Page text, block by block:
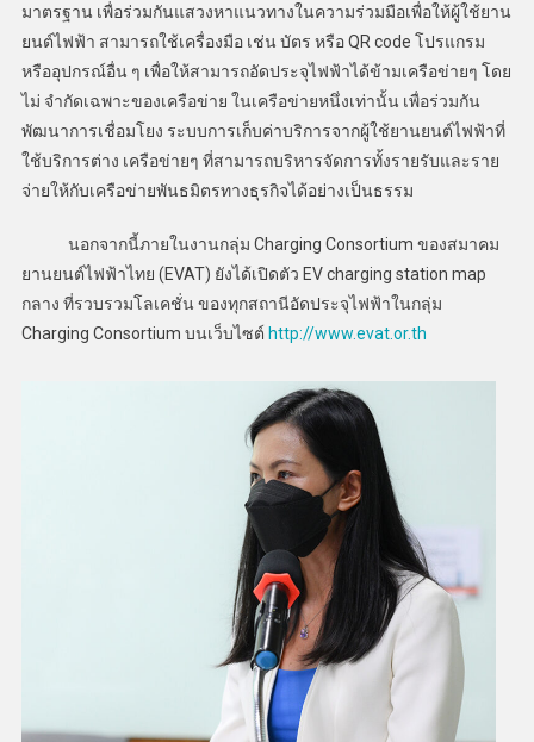
มาตรฐาน เพื่อร่วมกันแสวงหาแนวทางในความร่วมมือเพื่อให้ผู้ใช้ยาน
ยนต์ไฟฟ้า สามารถใช้เครื่องมือ เช่น บัตร หรือ QR code โปรแกรม
หรืออุปกรณ์อื่น ๆ เพื่อให้สามารถอัดประจุไฟฟ้าได้ข้ามเครือข่ายๆ โดย
ไม่ จํากัดเฉพาะของเครือข่าย ในเครือข่ายหนึ่งเท่านั้น เพื่อร่วมกัน
พัฒนาการเชื่อมโยง ระบบการเก็บค่าบริการจากผู้ใช้ยานยนต์ไฟฟ้าที่
ใช้บริการต่าง เครือข่ายๆ ที่สามารถบริหารจัดการทั้งรายรับและราย
จ่ายให้กับเครือข่ายพันธมิตรทางธุรกิจได้อย่างเป็นธรรม
นอกจากนี้ภายในงานกลุ่ม Charging Consortium ของสมาคม
ยานยนต์ไฟฟ้าไทย (EVAT) ยังได้เปิดตัว EV charging station map
กลาง ที่รวบรวมโลเคชั่น ของทุกสถานีอัดประจุไฟฟ้าในกลุ่ม
Charging Consortium บนเว็บไซต์ http://www.evat.or.th